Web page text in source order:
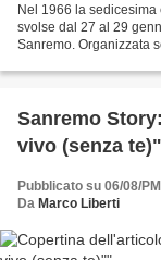
Nel 1966 la
svolse dal 27 al 29
Sanremo. Organizzata
Sanremo
vivo (senza te)"
Pubblicato su 06/08/
Da Marco Liberti